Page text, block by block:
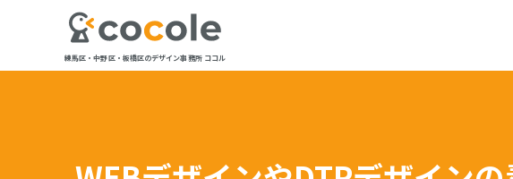
練馬区・中野区・板橋区のデザイン事務所 ココル